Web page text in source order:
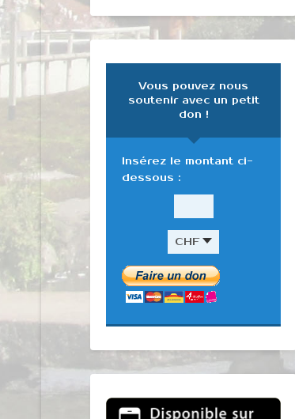
Vous pouvez nous
soutenir avec un petit
don !
Insérez le montant ci-
dessous :